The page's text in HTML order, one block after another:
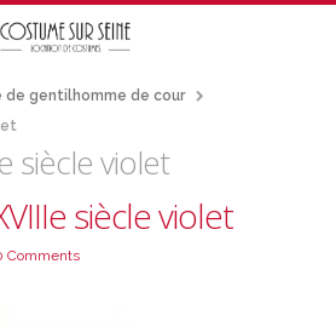
de gentilhomme de cour
siècle violet
siècle violet
Comments